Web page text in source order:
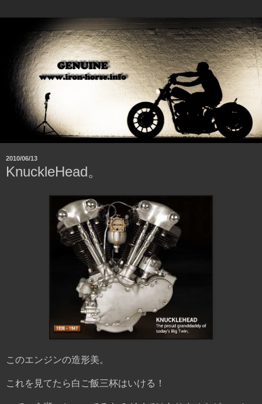
2010/06/13
KnuckleHead。
このエンジンの造形美。
これを見てたら白ご飯三杯はいける！